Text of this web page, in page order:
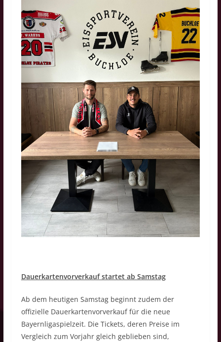
Dauerkartenvorverkauf startet ab Samstag
Ab dem heutigen Samstag beginnt zudem der
offizielle Dauerkartenvorverkauf für die neue
Bayernligaspielzeit. Die Tickets, deren Preise im
Vergleich zum Vorjahr gleich geblieben sind,